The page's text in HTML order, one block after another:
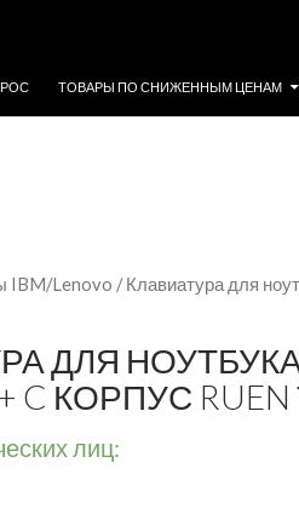
ТОВАРЫ ПО СНИЖЕННЫМ ЦЕНАМ
IBM/Lenovo / Клавиатура для
ДЛЯ НОУТБУКА
+ C КОРПУС
лиц: